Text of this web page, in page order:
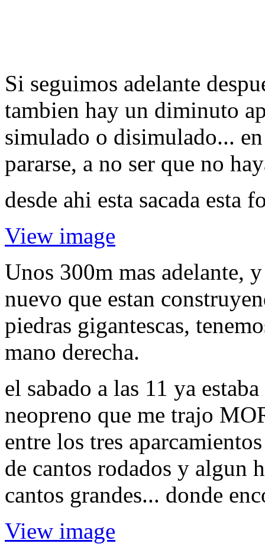
Si seguimos adelante
tambien hay un diminuto
simulado o disimulado...
pararse, a no ser que no
desde ahi esta sacada esta
View image
Unos 300m mas adelante,
nuevo que estan
piedras gigantescas,
mano derecha.
el sabado a las 11 ya
neopreno que me trajo
entre los tres
de cantos rodados y algun
cantos grandes... donde
View image